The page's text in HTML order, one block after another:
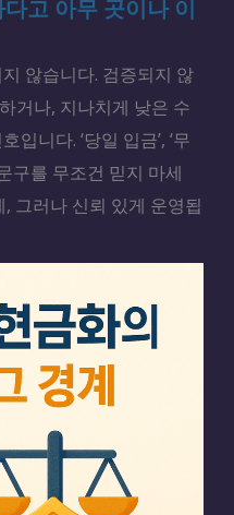
고 아무 곳이나 이
않습니다. 검증되지 않
거나, 지나치게 낮은 수
입니다. ‘당일 입금’, ‘무
구를 무조건 믿지 마세
그러나 신뢰 있게 운영됩